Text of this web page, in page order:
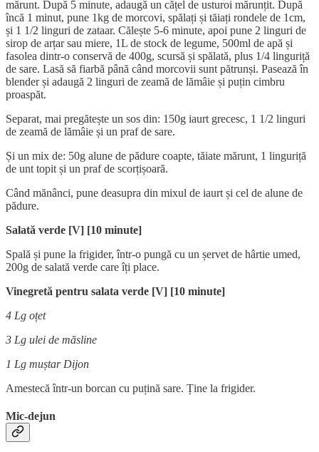
mărunt. După 5 minute, adaugă un cățel de usturoi mărunțit. După
încă 1 minut, pune 1kg de morcovi, spălați și tăiați rondele de 1cm,
și 1 1/2 linguri de zataar. Călește 5-6 minute, apoi pune 2 linguri de
sirop de arțar sau miere, 1L de stock de legume, 500ml de apă și
fasolea dintr-o conservă de 400g, scursă și spălată, plus 1/4 linguriță
de sare. Lasă să fiarbă până când morcovii sunt pătrunși. Pasează în
blender și adaugă 2 linguri de zeamă de lămâie și puțin cimbru
proaspăt.
Separat, mai pregătește un sos din: 150g iaurt grecesc, 1 1/2 linguri
de zeamă de lămâie și un praf de sare.
Și un mix de: 50g alune de pădure coapte, tăiate mărunt, 1 linguriță
de unt topit și un praf de scorțișoară.
Când mănânci, pune deasupra din mixul de iaurt și cel de alune de
pădure.
Salată verde [V] [10 minute]
Spală și pune la frigider, într-o pungă cu un șervet de hârtie umed,
200g de salată verde care îți place.
Vinegretă pentru salata verde [V] [10 minute]
4 Lg oțet
3 Lg ulei de măsline
1 Lg muștar Dijon
Amestecă într-un borcan cu puțină sare. Ține la frigider.
Mic-dejun